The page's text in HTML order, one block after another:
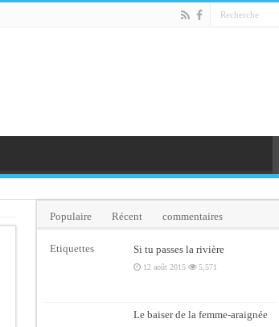
Populaire Récent commentaires
Etiquettes Si tu passes la rivière
12 août 2015 5,571
Le baiser de la femme-araignée